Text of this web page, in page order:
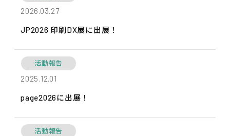
2026.03.27
JP2026 印刷DX展に出展！
活動報告
2025.12.01
page2026に出展！
page2026に出展！ の詳細ページへ
活動報告
社員旅行 in 小豆島 の詳細ページへ